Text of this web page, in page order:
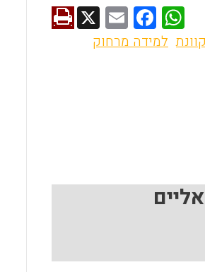
W
h
F
a
E
m
X
למידה מרחוק